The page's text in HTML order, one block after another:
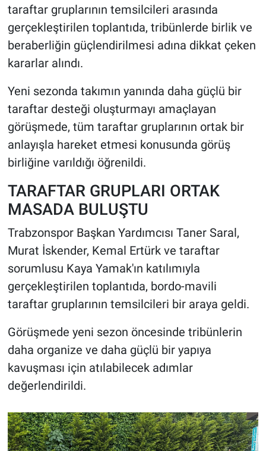
taraftar gruplarının temsilcileri arasında
gerçekleştirilen toplantıda, tribünlerde birlik ve
beraberliğin güçlendirilmesi adına dikkat çeken
kararlar alındı.
Yeni sezonda takımın yanında daha güçlü bir
taraftar desteği oluşturmayı amaçlayan
görüşmede, tüm taraftar gruplarının ortak bir
anlayışla hareket etmesi konusunda görüş
birliğine varıldığı öğrenildi.
TARAFTAR GRUPLARI ORTAK
MASADA BULUŞTU
Trabzonspor Başkan Yardımcısı Taner Saral,
Murat İskender, Kemal Ertürk ve taraftar
sorumlusu Kaya Yamak'ın katılımıyla
gerçekleştirilen toplantıda, bordo-mavili
taraftar gruplarının temsilcileri bir araya geldi.
Görüşmede yeni sezon öncesinde tribünlerin
daha organize ve daha güçlü bir yapıya
kavuşması için atılabilecek adımlar
değerlendirildi.
HABERDE İNSAN
POLİTİKA
SPOR
Bilim, Teknoloji